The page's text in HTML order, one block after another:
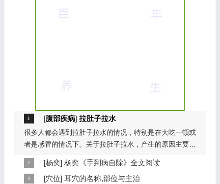
[腹部疾病] 拉肚子拉水
很多人都会遇到拉肚子拉水的情况，特别是在大吃一顿或
者是感冒的情况下。关于拉肚子拉水，产生的原因主要是
[杨奕] 杨奕《手到病自除》全文阅读
本页提供杨奕手到病自除全文阅读。包括完整目录、共计
[穴位] 耳穴的名称,部位与主治